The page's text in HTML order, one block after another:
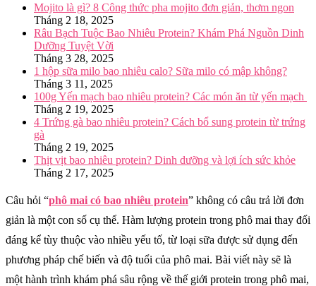
Mojito là gì? 8 Công thức pha mojito đơn giản, thơm ngon
Tháng 2 18, 2025
Râu Bạch Tuộc Bao Nhiêu Protein? Khám Phá Nguồn Dinh
Dưỡng Tuyệt Vời
Tháng 3 28, 2025
1 hộp sữa milo bao nhiêu calo? Sữa milo có mập không?
Tháng 3 11, 2025
100g Yến mạch bao nhiêu protein? Các món ăn từ yến mạch
Tháng 2 19, 2025
4 Trứng gà bao nhiêu protein? Cách bổ sung protein từ trứng
gà
Tháng 2 19, 2025
Thịt vịt bao nhiêu protein? Dinh dưỡng và lợi ích sức khỏe
Tháng 2 17, 2025
Câu hỏi “phô mai có bao nhiêu protein” không có câu trả lời đơn
giản là một con số cụ thể. Hàm lượng protein trong phô mai thay đổi
đáng kể tùy thuộc vào nhiều yếu tố, từ loại sữa được sử dụng đến
phương pháp chế biến và độ tuổi của phô mai. Bài viết này sẽ là
một hành trình khám phá sâu rộng về thế giới protein trong phô mai,